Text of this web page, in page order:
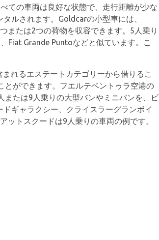
ての車両は良好な状態で、走行距離が少な
ルされます。Goldcarの小型車には、
または2つの荷物を収容できます。5人乗り
Fiat Grande Puntoなどと似ています。こ
れるエステートカテゴリーから借りるこ
とができます。フエルテベントゥラ空港の
または9人乗りの大型バンやミニバンを、ビ
ギャラクシー、クライスラーグランボイ
ットスクードは9人乗りの車両の例です。